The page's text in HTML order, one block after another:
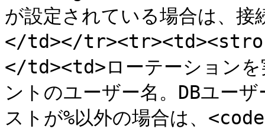
が設定されている場合は、接
</td></
</td><td>ローテーションを
ントのユーザー名。DBユー
ストが%以外の場合は、